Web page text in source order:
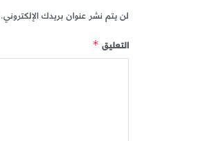
لن يتم نشر عنوان بريدك الإلكتروني.
التعليق *